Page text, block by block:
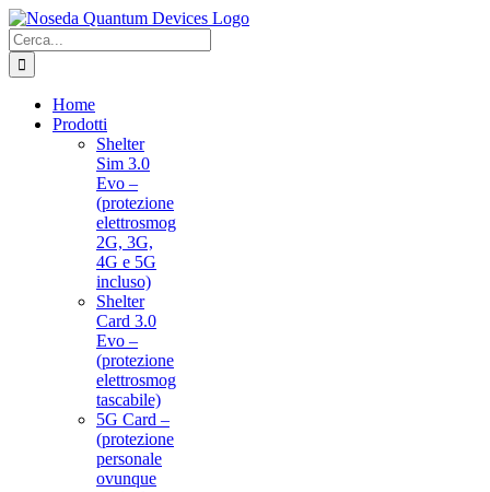
Salta
al
contenuto
Cerca
per:
Home
Prodotti
Shelter
Sim 3.0
Evo –
(protezione
elettrosmog
2G, 3G,
4G e 5G
incluso)
Shelter
Card 3.0
Evo –
(protezione
elettrosmog
tascabile)
5G Card –
(protezione
personale
ovunque